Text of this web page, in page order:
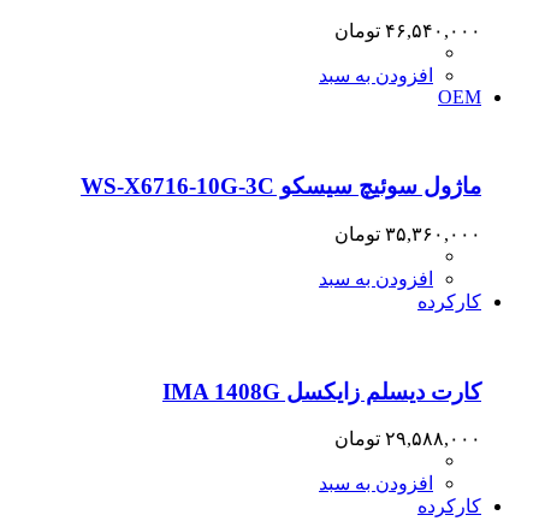
۴۶,۵۴۰,۰۰۰ تومان
افزودن به سبد
OEM
ماژول سوئیچ سیسکو WS-X6716-10G-3C
۳۵,۳۶۰,۰۰۰ تومان
افزودن به سبد
کارکرده
کارت دیسلم زایکسل IMA 1408G
۲۹,۵۸۸,۰۰۰ تومان
افزودن به سبد
کارکرده